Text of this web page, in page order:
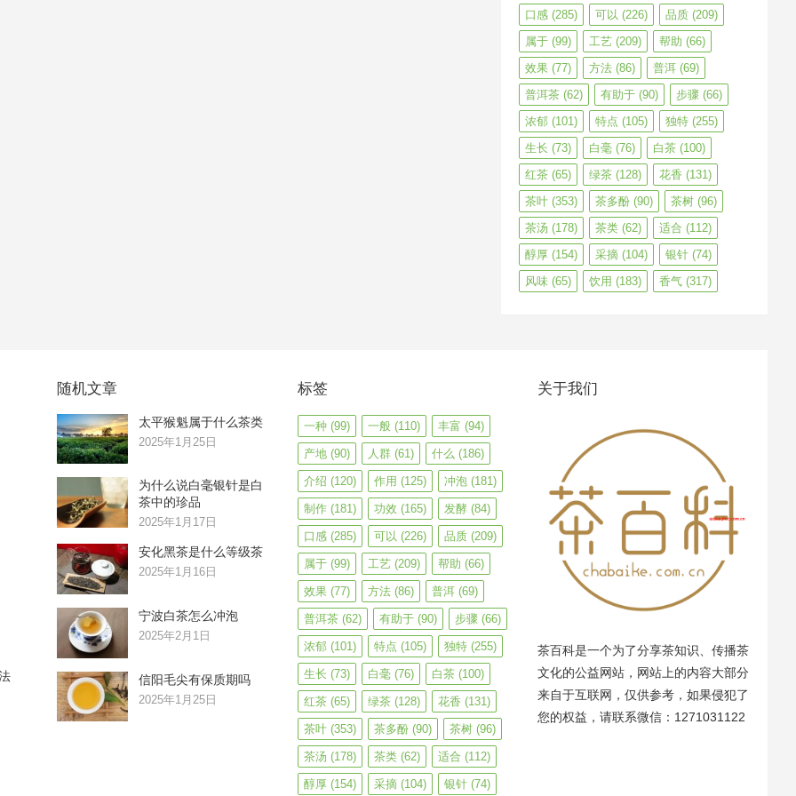
口感 (285) 可以 (226) 品质 (209)
属于 (99) 工艺 (209) 帮助 (66)
效果 (77) 方法 (86) 普洱 (69)
普洱茶 (62) 有助于 (90) 步骤 (66)
浓郁 (101) 特点 (105) 独特 (255)
生长 (73) 白毫 (76) 白茶 (100)
红茶 (65) 绿茶 (128) 花香 (131)
茶叶 (353) 茶多酚 (90) 茶树 (96)
茶汤 (178) 茶类 (62) 适合 (112)
醇厚 (154) 采摘 (104) 银针 (74)
风味 (65) 饮用 (183) 香气 (317)
随机文章
太平猴魁属于什么茶类
2025年1月25日
为什么说白毫银针是白
茶中的珍品
2025年1月17日
安化黑茶是什么等级茶
2025年1月16日
宁波白茶怎么冲泡
2025年2月1日
信阳毛尖有保质期吗
2025年1月25日
标签
一种(99) 一般 (110) 丰富 (94)
产地(90) 人群(61) 什么 (186)
介绍 (120) 作用 (125) 冲泡(181)
制作(181) 功效 (165) 发酵(84)
口感(285) 可以 (226) 品质(209)
属于(99) 工艺(209) 帮助 (66)
效果(77) 方法(86) 普洱(69)
普洱茶(62) 有助于(90) 步骤(66)
浓郁(101) 特点 (105) 独特(255)
生长 (73) 白毫(76) 白茶(100)
红茶(65) 绿茶(128) 花香 (131)
茶叶(353) 茶多酚(90) 茶树(96)
茶汤 (178) 茶类(62) 适合 (112)
醇厚(154) 采摘(104) 银针(74)
关于我们
茶百科是一个为了分享茶知识、传播茶
文化的公益网站，网站上的内容大部分
来自于互联网，仅供参考，如果侵犯了
您的权益，请联系微信：1271031122